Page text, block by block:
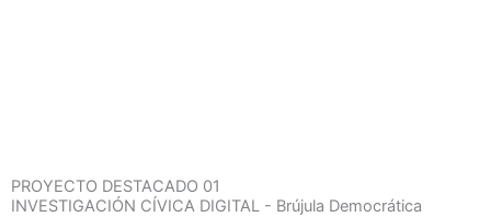
PROYECTO DESTACADO 01
INVESTIGACIÓN CÍVICA DIGITAL - Brújula Democrática